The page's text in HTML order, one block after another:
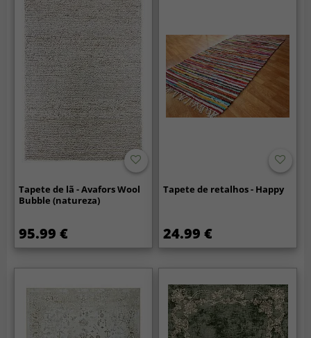
Tapete de lã - Avafors Wool
Bubble (natureza)
95.99 €
Tapete de retalhos - Happy
24.99 €